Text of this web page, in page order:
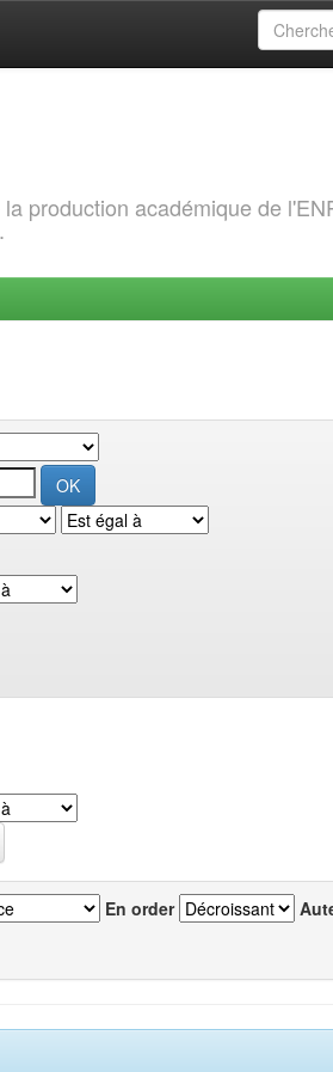
production académique de
En order